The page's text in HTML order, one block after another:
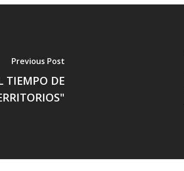
Previous Post
TIEMPO DE